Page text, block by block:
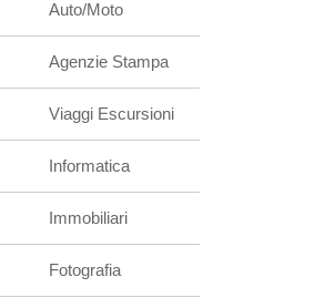
Auto/Moto
Agenzie Stampa
Viaggi Escursioni
Informatica
Immobiliari
Fotografia